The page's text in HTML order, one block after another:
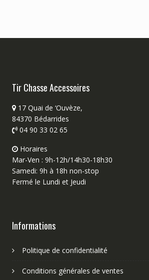
Tir Chasse Accessoires
17 Quai de ‘Ouvèze,
84370 Bédarrides
04 90 33 02 65
Horaires
Mar-Ven : 9h-12h/14h30-18h30
Samedi: 9h à 18h non-stop
Fermé le Lundi et Jeudi
Informations
Politique de confidentialité
Conditions générales de ventes